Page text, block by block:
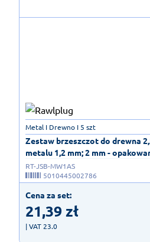
Zestaw brzeszczot do drewna
metalu 1,2 mm; 2 mm -
Metal I Drewno I 5 szt
RT-JSB-MW1AS
5010445002786
Cena za set:
21,39zł
| VAT 23.0